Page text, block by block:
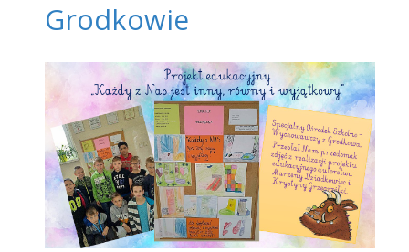
Grodkowie